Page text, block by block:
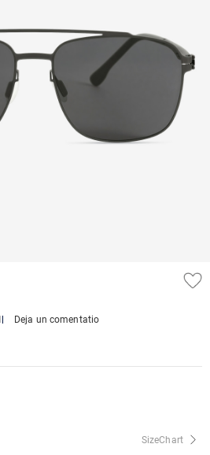
Deja un comentatio
SizeChart